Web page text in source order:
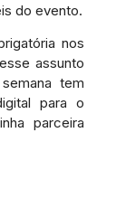
do evento.
nos
assunto
tem
para o
parceira